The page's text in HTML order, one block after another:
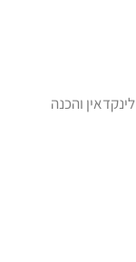
והכנה